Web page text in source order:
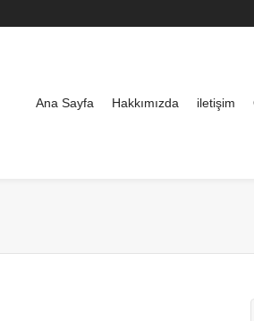
Ana Sayfa Hakkımızda iletişim